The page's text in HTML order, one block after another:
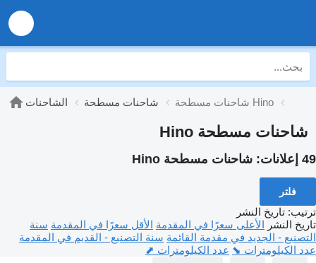
الشاحنات شاحنات مسطحة شاحنات مسطحة Hino
شاحنات مسطحة Hino
49 إعلانات: شاحنات مسطحة Hino
فلتر
ترتيب: تاريخ النشر
تاريخ النشر الأعلى سعرًا في المقدمة الأقل سعرًا في المقدمة سنة
التصنيع - الجديد في مقدمة القائمة سنة التصنيع - القديم في المقدمة
عدد الكيلومترات ⬊ عدد الكيلومترات ⬈